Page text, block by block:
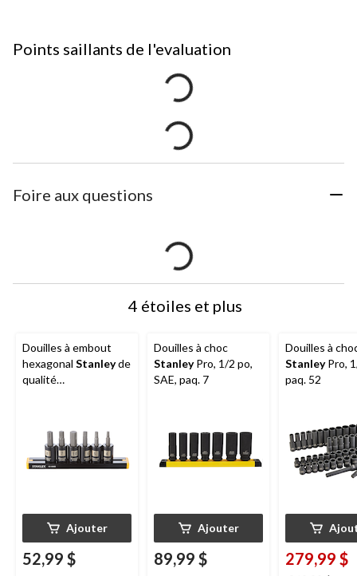
Points saillants de l'evaluation
Foire aux questions
4 étoiles et plus
Douilles à embout
hexagonal Stanleyde
qualité
Ajouter
52,99 $
Douilles à choc
StanleyPro, 1/2 po,
SAE, paq. 7
Ajouter
89,99 $
Douilles à
StanleyPro,
paq. 52
279,99 $